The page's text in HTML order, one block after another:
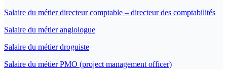
Salaire du métier directeur comptable – directeur des comptabilités
Salaire du métier angiologue
Salaire du métier droguiste
Salaire du métier PMO (project management officer)